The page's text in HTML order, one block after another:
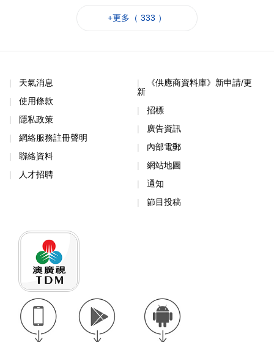
+更多（ 333 ）
天氣消息
使用條款
隱私政策
網絡服務註冊聲明
聯絡資料
人才招聘
《供應商資料庫》新申請/更
新
招標
廣告資訊
內部電郵
網站地圖
通知
節目投稿